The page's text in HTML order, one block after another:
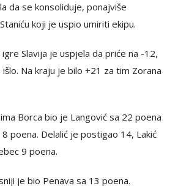
da se konsoliduje, ponajviše
koji je uspio umiriti ekipu.
Slavija je uspjela da priće na -12,
Na kraju je bilo +21 za tim Zorana
Borca bio je Langović sa 22 poena
poena. Delalić je postigao 14, Lakić
9 poena.
je bio Penava sa 13 poena.